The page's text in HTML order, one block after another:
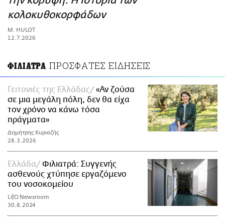
ΑΜΠΑ
PRINT
κολοκυθοκορφάδων
M. HULOT
12.7.2026
ΦΙΛΙΑΤΡΑ ΠΡΟΣΦΑΤΕΣ ΕΙΔΗΣΕΙΣ
Γειτονιές της Ελλάδας
«Αν ζούσα
σε μια μεγάλη πόλη, δεν θα είχα
τον χρόνο να κάνω τόσα
πράγματα»
Δημήτρης Κυριαζής
28.3.2026
Ελλάδα
Φιλιατρά: Συγγενής
ασθενούς χτύπησε εργαζόμενο
του νοσοκομείου
LifO Newsroom
30.8.2024